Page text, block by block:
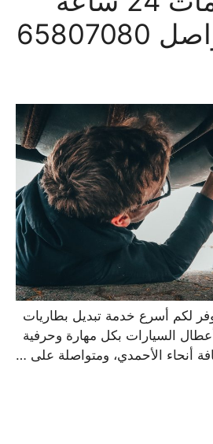
لكم أسرع خدمة تبديل بطاريات
السيارات بكل مهارة وحرفية
أنحاء الأحمدي، ومتواصلة على …